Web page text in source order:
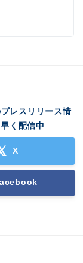
レスリリース情
く配信中
X